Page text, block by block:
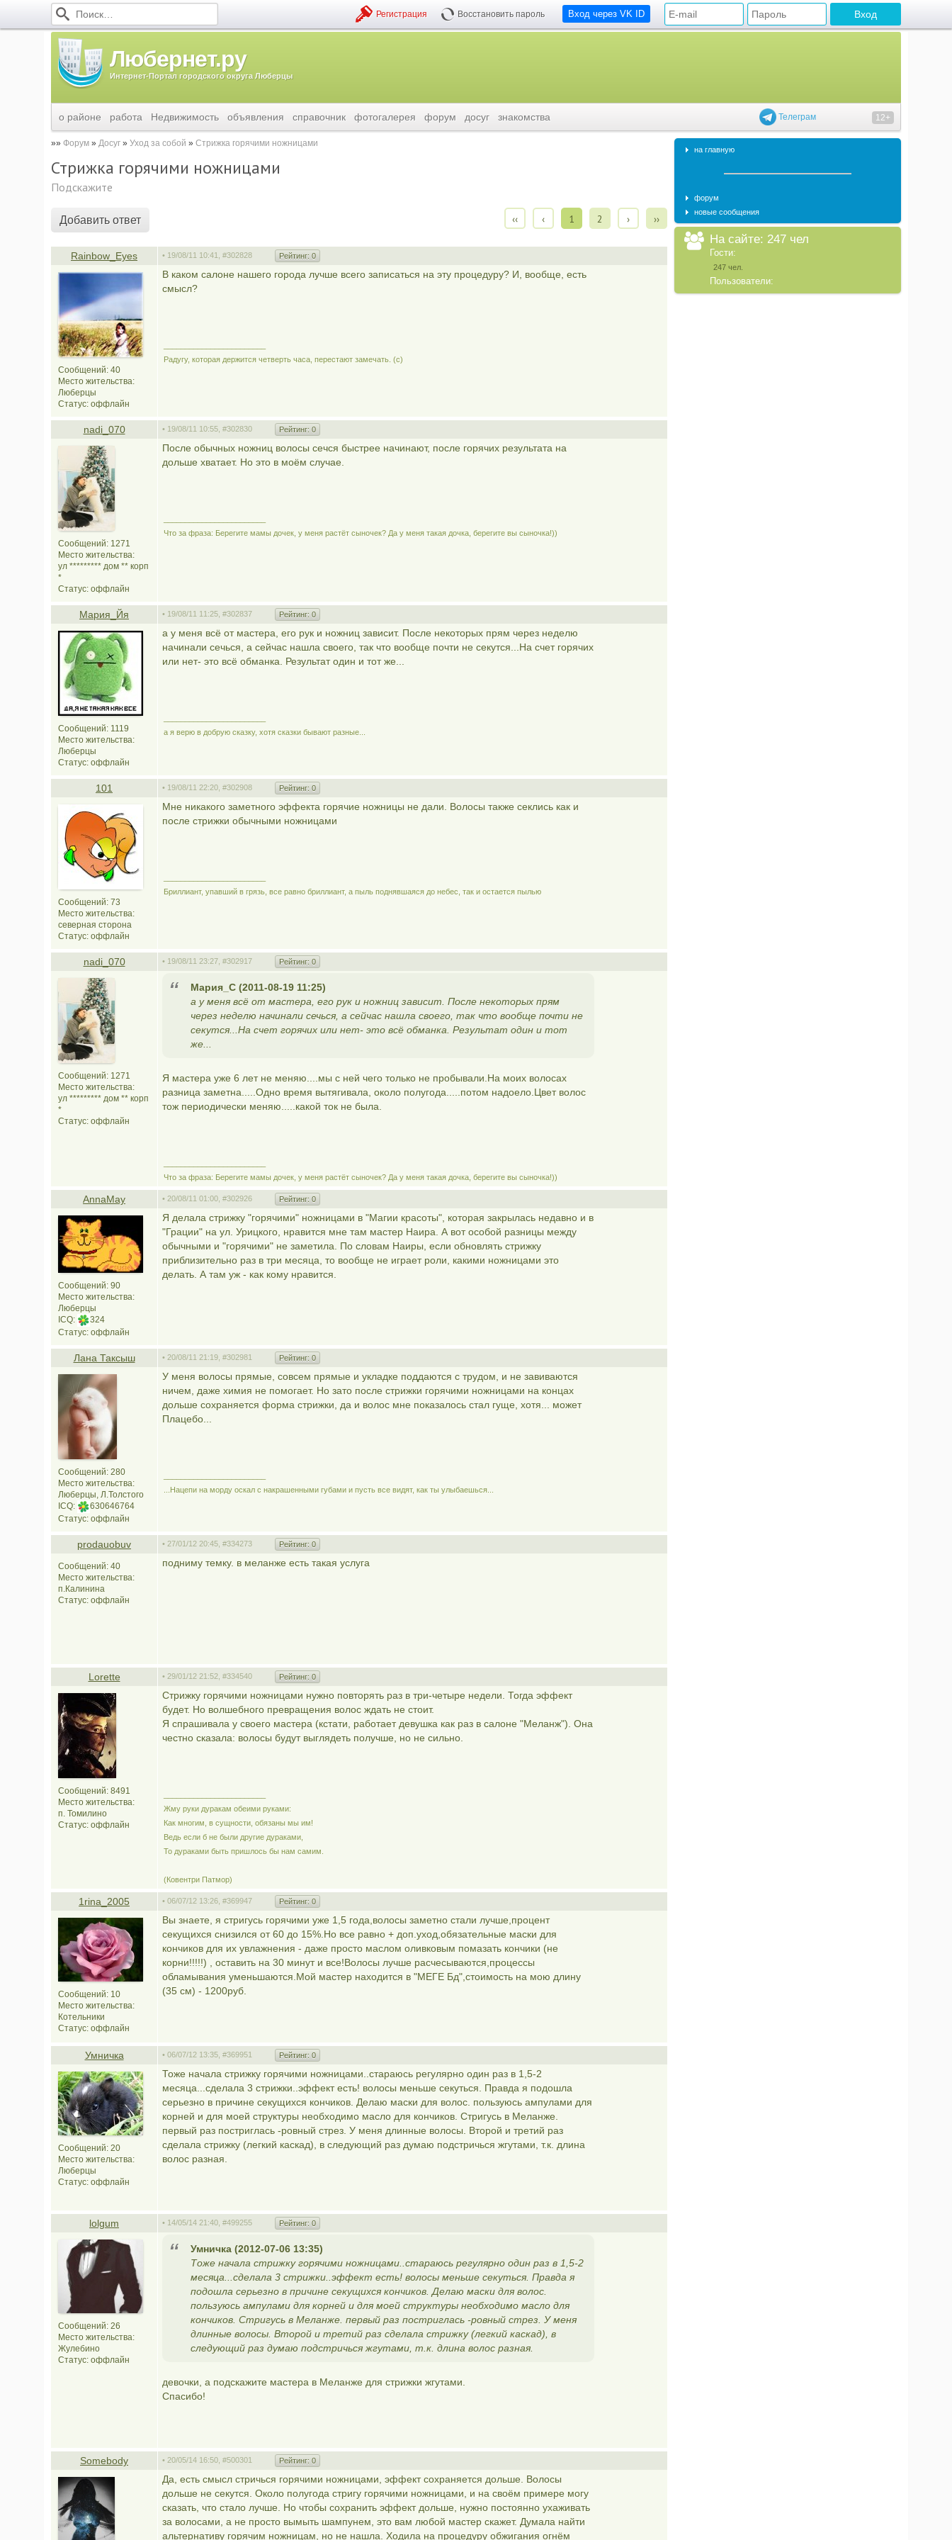
Вход через VK ID
Регистрация Восстановить пароль
Любернет.ру
Интернет-Портал городского округа Люберцы
Телеграм 12+
о районе работа Недвижимость объявления справочник фотогалерея форум досуг знакомства
Форум Досуг Уход за собой Стрижка горячими ножницами
Стрижка горячими ножницами
Подскажите
‹‹ ‹ 1 2 › ››
Добавить ответ
Rainbow_Eyes • 19/08/11 10:41, #302828 Рейтинг: 0
Сообщений: 40
Место жительства:
Люберцы
Статус: оффлайн
В каком салоне нашего города лучше всего записаться на эту процедуру? И, вообще, есть
смысл?
Радугу, которая держится четверть часа, перестают замечать. (c)
nadi_070 • 19/08/11 10:55, #302830 Рейтинг: 0
Сообщений: 1271
Место жительства:
ул ********* дом ** корп
*
Статус: оффлайн
После обычных ножниц волосы сечся быстрее начинают, после горячих результата на
дольше хватает. Но это в моём случае.
Что за фраза: Берегите мамы дочек, у меня растёт сыночек? Да у меня такая дочка, берегите вы сыночка!))
Мария_Йя • 19/08/11 11:25, #302837 Рейтинг: 0
Сообщений: 1119
Место жительства:
Люберцы
Статус: оффлайн
а у меня всё от мастера, его рук и ножниц зависит. После некоторых прям через неделю
начинали сечься, а сейчас нашла своего, так что вообще почти не секутся...На счет горячих
или нет- это всё обманка. Результат один и тот же...
а я верю в добрую сказку, хотя сказки бывают разные...
101 • 19/08/11 22:20, #302908 Рейтинг: 0
Сообщений: 73
Место жительства:
северная сторона
Статус: оффлайн
Мне никакого заметного эффекта горячие ножницы не дали. Волосы также секлись как и
после стрижки обычными ножницами
Бриллиант, упавший в грязь, все равно бриллиант, а пыль поднявшаяся до небес, так и остается пылью
nadi_070 • 19/08/11 23:27, #302917 Рейтинг: 0
Сообщений: 1271
Место жительства:
ул ********* дом ** корп
*
Статус: оффлайн
Мария_С (2011-08-19 11:25)
а у меня всё от мастера, его рук и ножниц зависит. После некоторых прям
через неделю начинали сечься, а сейчас нашла своего, так что вообще почти не
секутся...На счет горячих или нет- это всё обманка. Результат один и тот
же...
Я мастера уже 6 лет не меняю....мы с ней чего только не пробывали.На моих волосах
разница заметна.....Одно время вытягивала, около полугода.....потом надоело.Цвет волос
тож периодически меняю.....какой ток не была.
Что за фраза: Берегите мамы дочек, у меня растёт сыночек? Да у меня такая дочка, берегите вы сыночка!))
AnnaMay • 20/08/11 01:00, #302926 Рейтинг: 0
Сообщений: 90
Место жительства:
Люберцы
ICQ:
324
Статус: оффлайн
Я делала стрижку "горячими" ножницами в "Магии красоты", которая закрылась недавно и в
"Грации" на ул. Урицкого, нравится мне там мастер Наира. А вот особой разницы между
обычными и "горячими" не заметила. По словам Наиры, если обновлять стрижку
приблизительно раз в три месяца, то вообще не играет роли, какими ножницами это
делать. А там уж - как кому нравится.
Лана Таксыш • 20/08/11 21:19, #302981 Рейтинг: 0
Сообщений: 280
Место жительства:
Люберцы, Л.Толстого
ICQ:
630646764
Статус: оффлайн
У меня волосы прямые, совсем прямые и укладке поддаются с трудом, и не завиваются
ничем, даже химия не помогает. Но зато после стрижки горячими ножницами на концах
дольше сохраняется форма стрижки, да и волос мне показалось стал гуще, хотя... может
Плацебо...
...Нацепи на морду оскал с накрашенными губами и пусть все видят, как ты улыбаешься...
prodauobuv • 27/01/12 20:45, #334273 Рейтинг: 0
Сообщений: 40
Место жительства:
п.Калинина
Статус: оффлайн
подниму темку. в меланже есть такая услуга
Lorette • 29/01/12 21:52, #334540 Рейтинг: 0
Сообщений: 8491
Место жительства:
п. Томилино
Статус: оффлайн
Стрижку горячими ножницами нужно повторять раз в три-четыре недели. Тогда эффект
будет. Но волшебного превращения волос ждать не стоит.
Я спрашивала у своего мастера (кстати, работает девушка как раз в салоне "Меланж"). Она
честно сказала: волосы будут выглядеть получше, но не сильно.
Жму руки дуракам обеими руками:
Как многим, в сущности, обязаны мы им!
Ведь если б не были другие дураками,
То дураками быть пришлось бы нам самим.
(Ковентри Патмор)
1rina_2005 • 06/07/12 13:26, #369947 Рейтинг: 0
Сообщений: 10
Место жительства:
Котельники
Статус: оффлайн
Вы знаете, я стригусь горячими уже 1,5 года,волосы заметно стали лучше,процент
секущихся снизился от 60 до 15%.Но все равно + доп.уход,обязательные маски для
кончиков для их увлажнения - даже просто маслом оливковым помазать кончики (не
корни!!!!!) , оставить на 30 минут и все!Волосы лучше расчесываются,процессы
обламывания уменьшаются.Мой мастер находится в "МЕГЕ Бд",стоимость на мою длину
(35 см) - 1200руб.
Умничка • 06/07/12 13:35, #369951 Рейтинг: 0
Сообщений: 20
Место жительства:
Люберцы
Статус: оффлайн
Тоже начала стрижку горячими ножницами..стараюсь регулярно один раз в 1,5-2
месяца...сделала 3 стрижки..эффект есть! волосы меньше секуться. Правда я подошла
серьезно в причине секущихся кончиков. Делаю маски для волос. пользуюсь ампулами для
корней и для моей структуры необходимо масло для кончиков. Стригусь в Меланже.
первый раз постриглась -ровный стрез. У меня длинные волосы. Второй и третий раз
сделала стрижку (легкий каскад), в следующий раз думаю подстричься жгутами, т.к. длина
волос разная.
lolgum • 14/05/14 21:40, #499255 Рейтинг: 0
Сообщений: 26
Место жительства:
Жулебино
Статус: оффлайн
Умничка (2012-07-06 13:35)
Тоже начала стрижку горячими ножницами..стараюсь регулярно один раз в 1,5-2
месяца...сделала 3 стрижки..эффект есть! волосы меньше секуться. Правда я
подошла серьезно в причине секущихся кончиков. Делаю маски для волос.
пользуюсь ампулами для корней и для моей структуры необходимо масло для
кончиков. Стригусь в Меланже. первый раз постриглась -ровный стрез. У меня
длинные волосы. Второй и третий раз сделала стрижку (легкий каскад), в
следующий раз думаю подстричься жгутами, т.к. длина волос разная.
девочки, а подскажите мастера в Меланже для стрижки жгутами.
Спасибо!
Somebody • 20/05/14 16:50, #500301 Рейтинг: 0
Да, есть смысл стричься горячими ножницами, эффект сохраняется дольше. Волосы
дольше не секутся. Около полугода стригу горячими ножницами, и на своём примере могу
сказать, что стало лучше. Но чтобы сохранить эффект дольше, нужно постоянно ухаживать
за волосами, а не просто вымыть шампунем, это вам любой мастер скажет. Думала найти
альтернативу горячим ножницам, но не нашла. Ходила на процедуру обжигания огнём
на главную
форум
новые сообщения
На сайте: 247 чел
Гости:
247 чел.
Пользователи: